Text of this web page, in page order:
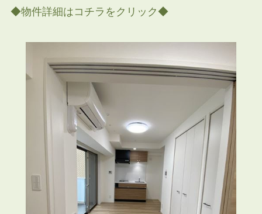
◆物件詳細はコチラをクリック◆